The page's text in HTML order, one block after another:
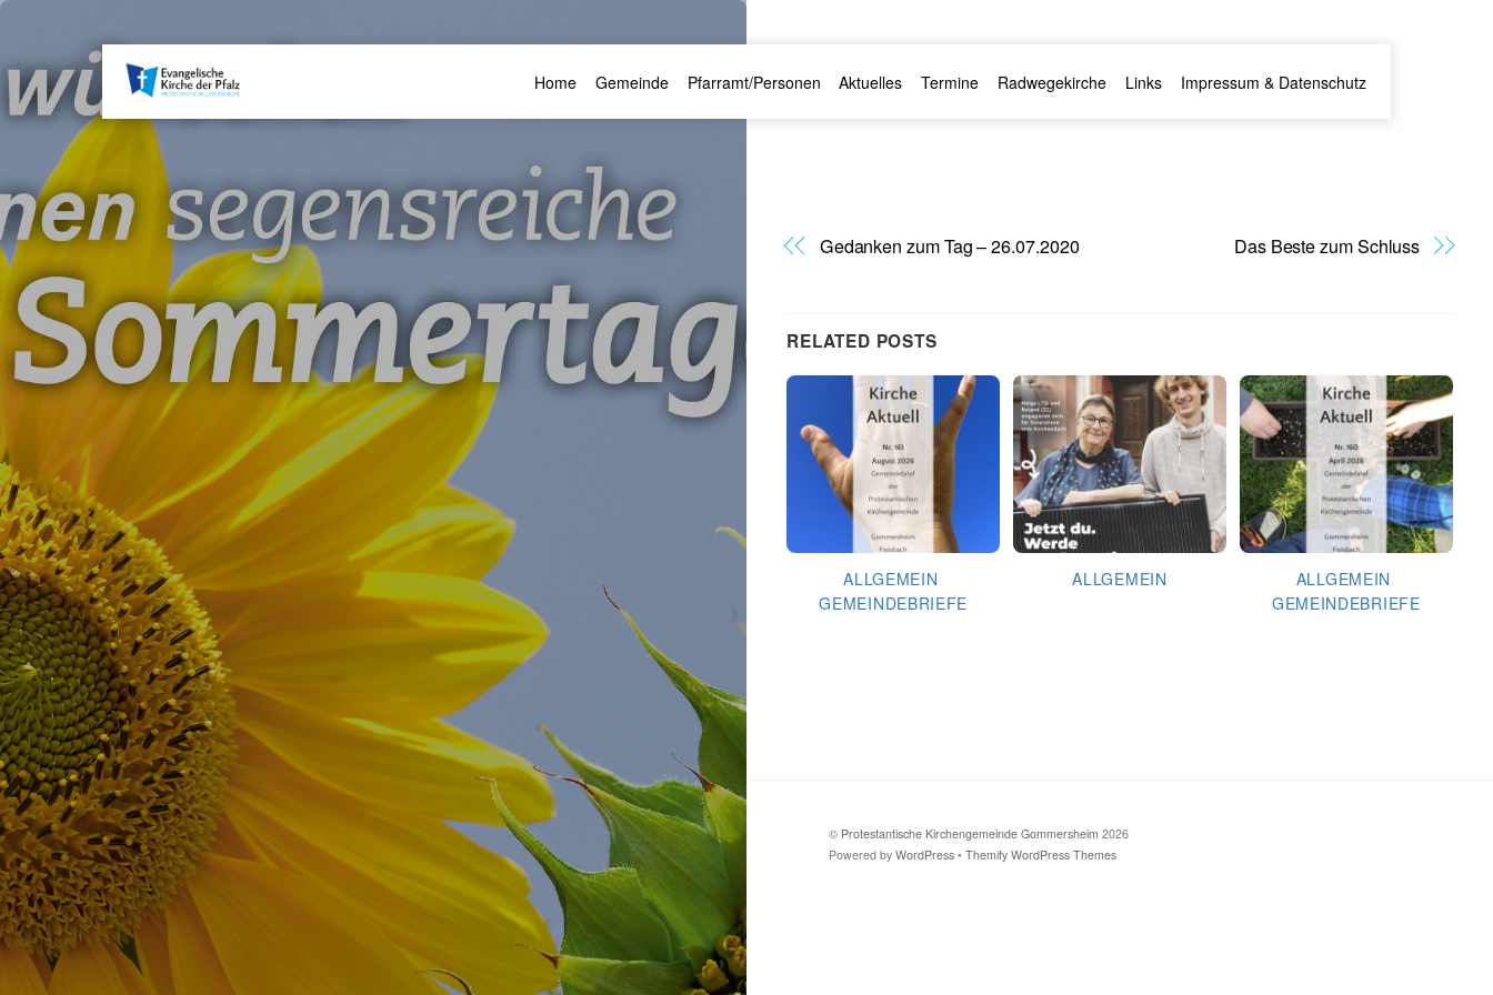
Home Gemeinde Pfarramt/Personen Aktuelles Termine Radwegekirche Links Impressum & Datenschutz
Gedanken zum Tag – 26.07.2020 Das Beste zum Schluss
RELATED POSTS
ALLGEMEIN
GEMEINDEBRIEFE
ALLGEMEIN ALLGEMEIN
GEMEINDEBRIEFE
© Protestantische Kirchengemeinde Gommersheim 2026
Powered byWordPress •Themify WordPress Themes